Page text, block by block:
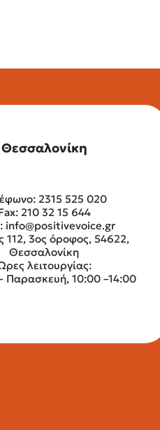
Θεσσαλονίκη
2315 525 020
210 32 15 644
info@positivevoice.gr
112, 3ος όροφος, 54622,
Θεσσαλονίκη
λειτουργίας:
Παρασκευή, 10:00 –14:00